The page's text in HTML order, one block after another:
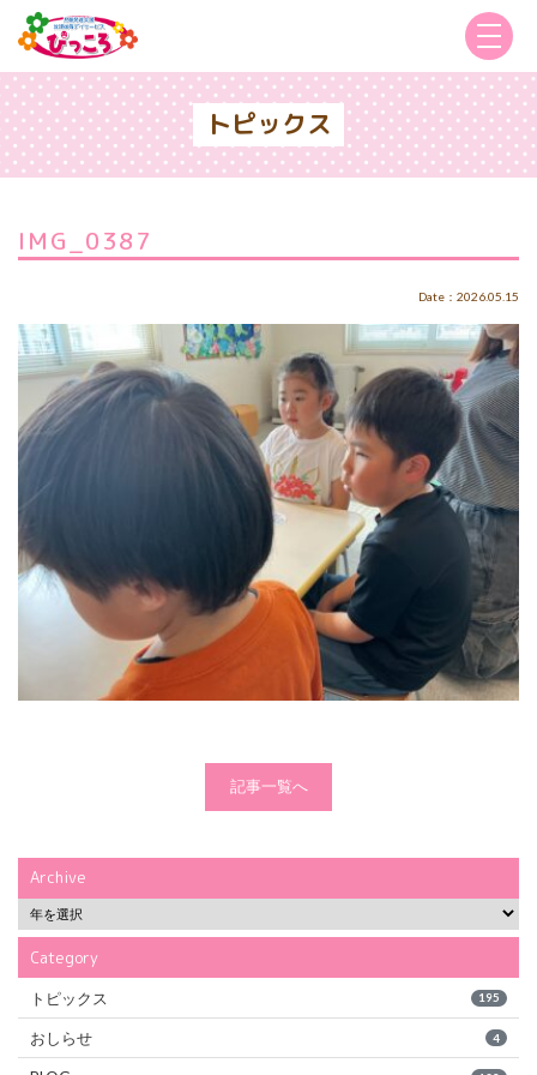
トピックス
IMG_0387
Date：2026.05.15
記事一覧へ
Archive
Category
トピックス 195
おしらせ 4